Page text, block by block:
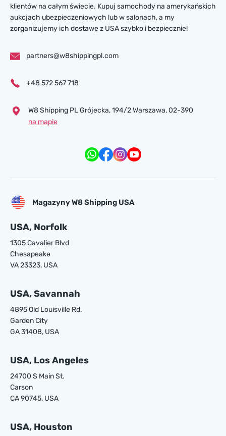
klientów na całym świecie. Kupuj samochody na amerykańskich
aukcjach ubezpieczeniowych lub w salonach, a my
zorganizujemy ich dostawę z USA szybko i bezpiecznie!
partners@w8shippingpl.com
+48 572 567 718
W8 Shipping PL Grójecka , 194/2 Warszawa, 02-390
na mapie
Magazyny W8 Shipping USA
USA, Norfolk
1305 Cavalier Blvd
Chesapeake
VA 23323, USA
USA, Savannah
4895 Old Louisville Rd.
Garden City
GA 31408, USA
USA, Los Angeles
24700 S Main St.
Carson
CA 90745, USA
USA, Houston